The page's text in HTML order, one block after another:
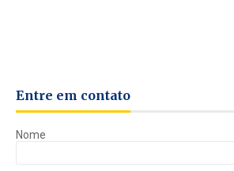
Entre em contato
Nome